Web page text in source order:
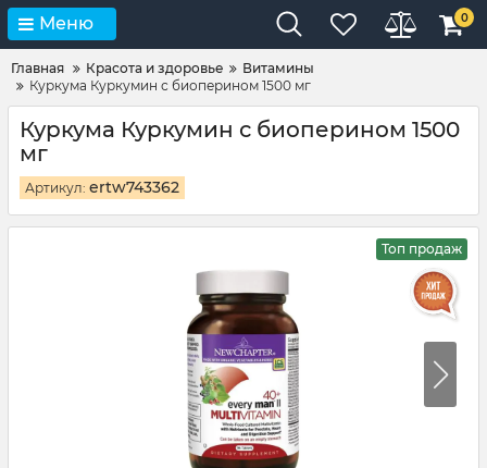
Меню 0
Главная Красота и здоровье
Витамины
Куркума Куркумин с биоперином 1500 мг
Куркума Куркумин с биоперином 1500
мг
Артикул: ertw743362
Топ продаж